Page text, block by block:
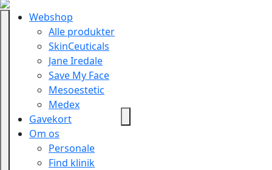
Webshop
Alle produkter
SkinCeuticals
Jane Iredale
Save My Face
Mesoestetic
Medex
Gavekort
Om os
Personale
Find klinik